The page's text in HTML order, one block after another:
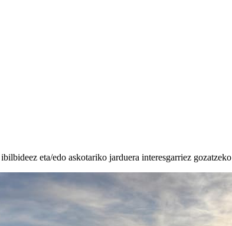
eta/edo askotariko jarduera interesgarriez gozatzeko